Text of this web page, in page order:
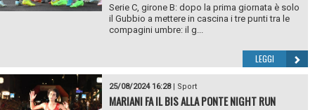
Serie C, girone B: dopo la prima giornata è solo
il Gubbio a mettere in cascina i tre punti tra le
compagini umbre: il g...
LEGGI
25/08/2024 16:28| Sport
MARIANI FA IL BIS ALLA PONTE NIGHT RUN